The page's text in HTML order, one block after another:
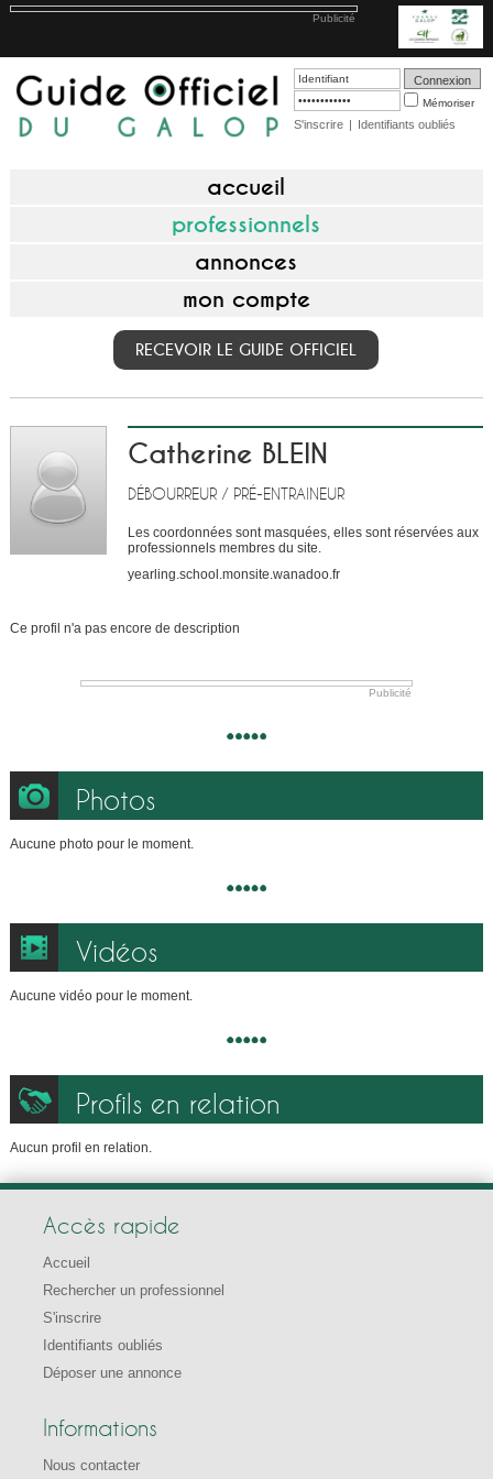
Publicité
Mémoriser
S'inscrire | Identifiants oubliés
accueil
professionnels
annonces
mon compte
RECEVOIR LE GUIDE OFFICIEL
Catherine BLEIN
DÉBOURREUR / PRÉ-ENTRAINEUR
Les coordonnées sont masquées, elles sont réservées aux
professionnels membres du site.
yearling.school.monsite.wanadoo.fr
Ce profil n'a pas encore de description
Publicité
Photos
Aucune photo pour le moment.
Vidéos
Aucune vidéo pour le moment.
Profils en relation
Aucun profil en relation.
Accès rapide
Accueil
Rechercher un professionnel
S'inscrire
Identifiants oubliés
Déposer une annonce
Informations
Nous contacter